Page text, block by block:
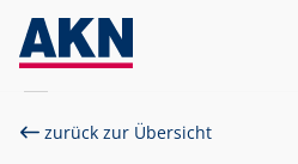
zurück zur Übersicht